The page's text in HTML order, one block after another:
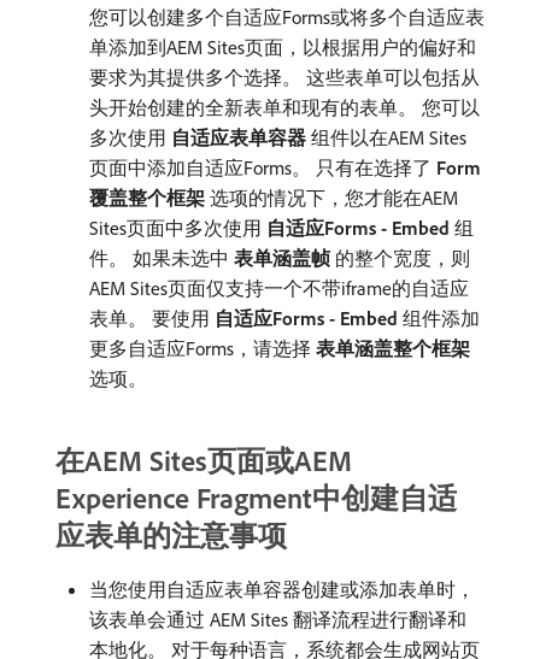
您可以创建多个自适应Forms或将多个自适应表
单添加到AEM Sites页面，以根据用户的偏好和
要求为其提供多个选择。 这些表单可以包括从
头开始创建的全新表单和现有的表单。 您可以
多次使用​ 自适应表单容器 ​组件以在AEM Sites
页面中添加自适应Forms。 只有在选择了​ Form
覆盖整个框架 ​选项的情况下，您才能在AEM
Sites页面中多次使用​ 自适应Forms - Embed ​组
件。 如果未选中​ 表单涵盖帧 ​的整个宽度，则
AEM Sites页面仅支持一个不带iframe的自适应
表单。 要使用​ 自适应Forms - Embed ​组件添加
更多自适应Forms，请选择​ 表单涵盖整个框架
选项。
在AEM Sites页面或AEM
Experience Fragment中创建自适
应表单的注意事项
当您使用自适应表单容器创建或添加表单时，
该表单会通过 AEM Sites 翻译流程进行翻译和
本地化。 对于每种语言，系统都会生成网站页